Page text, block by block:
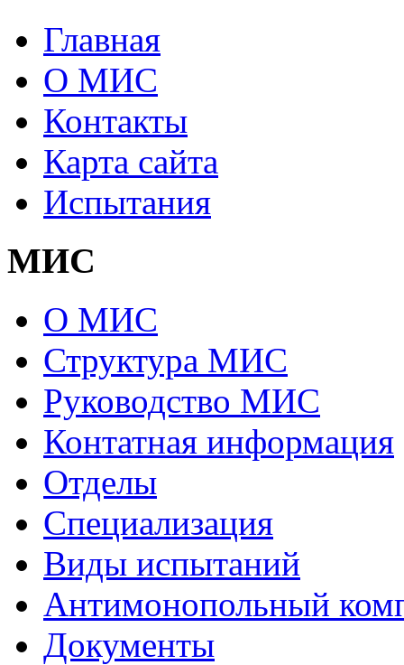
Главная
О МИС
Контакты
Карта сайта
Испытания
МИС
О МИС
Структура МИС
Руководство МИС
Контатная информация
Отделы
Специализация
Виды испытаний
Антимонопольный
Документы